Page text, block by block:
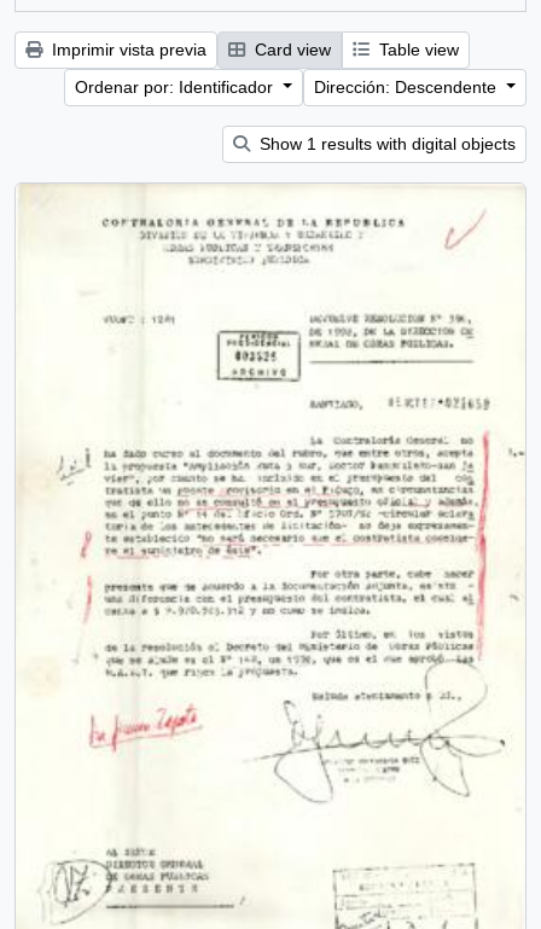
Imprimir vista previa Card view
Table view
Ordenar por: Identificador
Dirección: Descendente
Show 1 results with digital objects